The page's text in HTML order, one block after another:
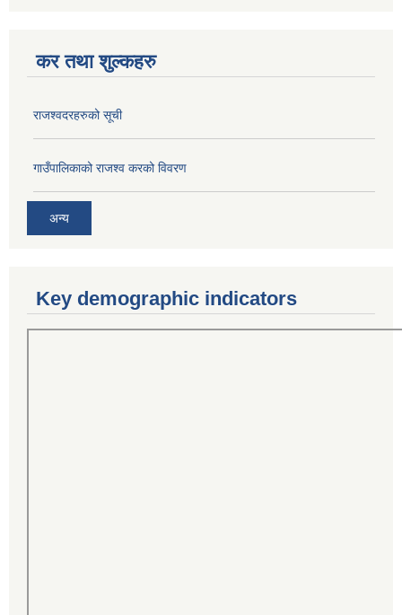
कर तथा शुल्कहरु
राजश्वदरहरुको सूची
गाउँपालिकाको राजश्व करको विवरण
अन्य
Key demographic indicators